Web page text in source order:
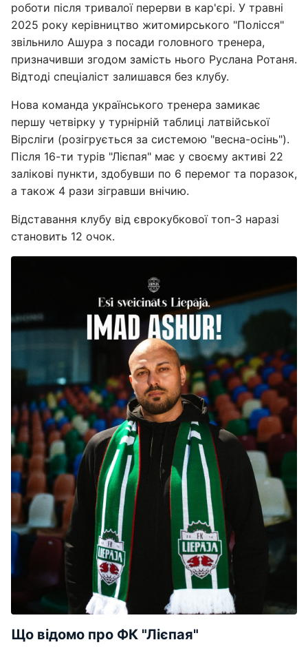
роботи після тривалої перерви в кар'єрі. У травні
2025 року керівництво житомирського "Полісся"
звільнило Ашура з посади головного тренера,
призначивши згодом замість нього Руслана Ротаня.
Відтоді спеціаліст залишався без клубу.
Нова команда українського тренера замикає
першу четвірку у турнірній таблиці латвійської
Вірсліги (розігрується за системою "весна-осінь").
Після 16-ти турів "Лієпая" має у своєму активі 22
залікові пункти, здобувши по 6 перемог та поразок,
а також 4 рази зігравши внічию.
Відставання клубу від єврокубкової топ-3 наразі
становить 12 очок.
Що відомо про ФК "Лієпая"